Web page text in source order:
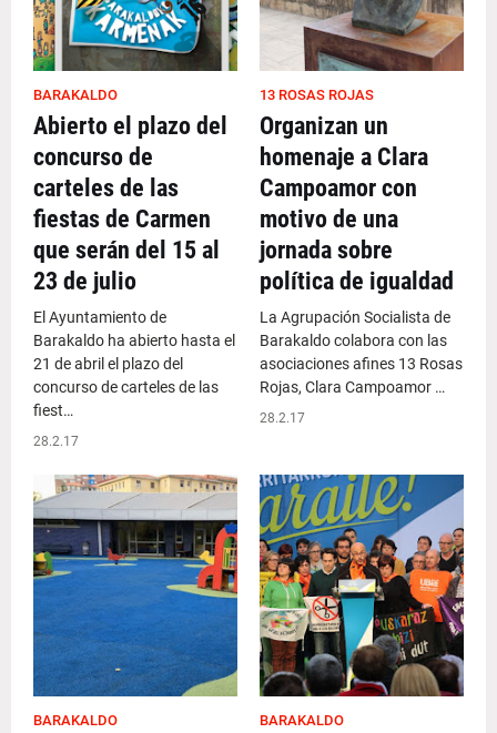
BARAKALDO
Abierto el plazo del
concurso de
carteles de las
fiestas de Carmen
que serán del 15 al
23 de julio
El Ayuntamiento de
Barakaldo ha abierto hasta el
21 de abril el plazo del
concurso de carteles de las
fiest…
28.2.17
13 ROSAS ROJAS
Organizan un
homenaje a Clara
Campoamor con
motivo de una
jornada sobre
política de igualdad
La Agrupación Socialista de
Barakaldo colabora con las
asociaciones afines 13 Rosas
Rojas, Clara Campoamor …
28.2.17
BARAKALDO BARAKALDO